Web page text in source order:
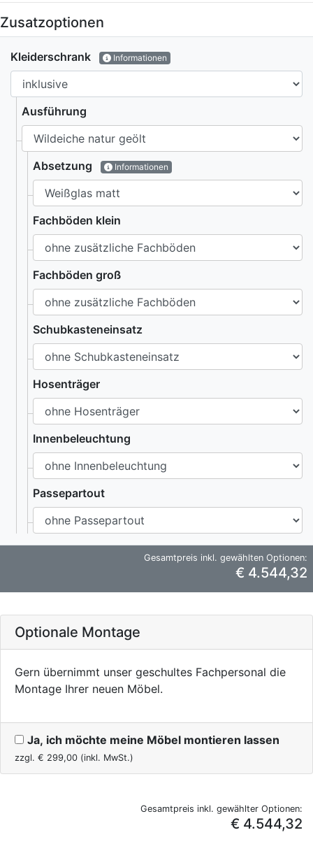
Zusatzoptionen
Kleiderschrank Informationen
Ausführung
Absetzung Informationen
Fachböden klein
Fachböden groß
Schubkasteneinsatz
Hosenträger
Innenbeleuchtung
Passepartout
Gesamtpreis inkl. gewählten Optionen:
€ 4.544,32
Optionale Montage
Gern übernimmt unser geschultes Fachpersonal die
Montage Ihrer neuen Möbel.
Ja, ich möchte meine Möbel montieren lassen
zzgl. € 299,00 (inkl. MwSt.)
Gesamtpreis inkl. gewählter Optionen:
€ 4.544,32